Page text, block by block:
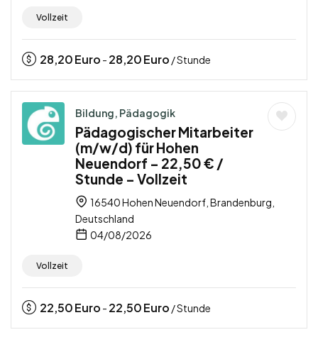
Vollzeit
28,20Euro - 28,20Euro / Stunde
Bildung, Pädagogik
Pädagogischer Mitarbeiter
(m/w/d) für Hohen
Neuendorf – 22,50 € /
Stunde – Vollzeit
16540 Hohen Neuendorf, Brandenburg,
Deutschland
04/08/2026
Vollzeit
22,50Euro - 22,50Euro / Stunde